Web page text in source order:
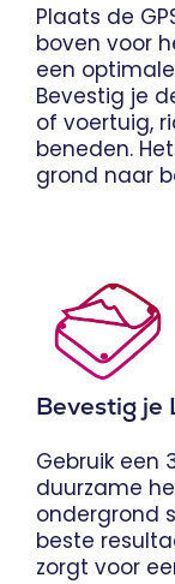
Plaats de
boven voor
een
Bevestig je
of voertuig,
beneden.
grond naar
Bevestig je
Gebruik een
duurzame
ondergrond
beste
zorgt voor